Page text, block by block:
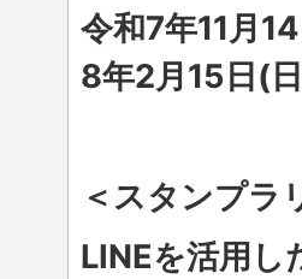
令和7年11月
8年2月15日(
＜スタンプラ
LINEを活用し